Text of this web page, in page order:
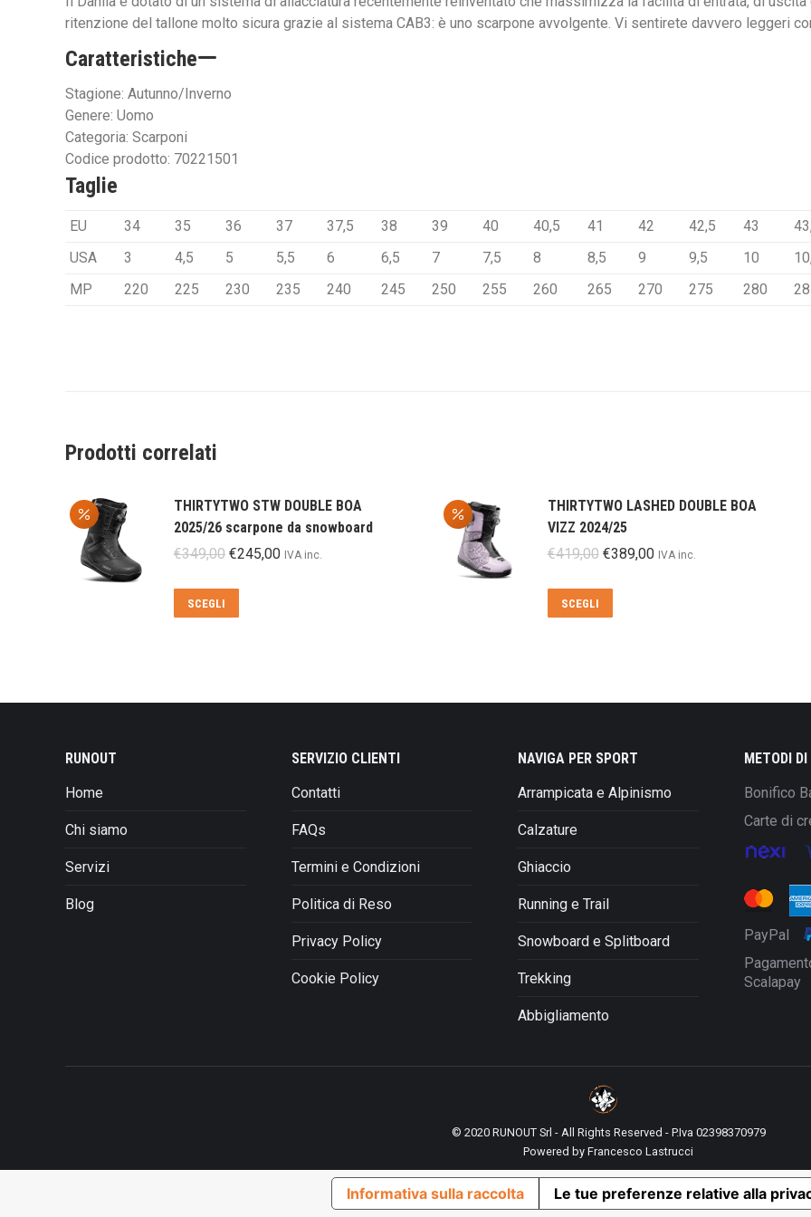
ritenzione del tallone molto sicura grazie al sistema CAB3: è uno scarpone avvolgente. Vi sentirete davvero leggeri
Caratteristiche
Stagione: Autunno/Inverno
Genere: Uomo
Categoria: Scarponi
Codice prodotto: 70221501
Taglie
EU 34 35 36 37 37,5 38 39 40 40,5 41 42 42,5 43
USA
3 4,5 5 5,5 6 6,5 7 7,5 8 8,5 9 9,5 10
MP
220 225 230 235 240 245 250 255 260 265 270 275 280
Prodotti correlati
THIRTYTWO STW DOUBLE BOA
2025/26 scarpone da snowboard
€349,00 Il
era:
€245,00IlIVA inc.
SCEGLI
prodotto
Le
possono
THIRTYTWO LASHED DOUBLE BOA
VIZZ 2024/25
€419,00 Il
era:
€389,00IlIVA inc.
SCEGLI
prodotto
Le
possono
scelte
RUNOUT
Home
Chi siamo
Servizi
Blog
SERVIZIO CLIENTI
Contatti
FAQs
Termini e Condizioni
Politica di Reso
Privacy Policy
Cookie Policy
NAVIGA PER SPORT
Arrampicata e Alpinismo
Calzature
Ghiaccio
Running e Trail
Snowboard e Splitboard
Trekking
Abbigliamento
METODI
Bonifico
Carte di
PayPal
Scalapay
© 2020 RUNOUT Srl - All Rights Reserved - P.Iva 02398370979
Powered by Francesco Lastrucci
Informativa sulla raccolta Le tue preferenze relative alla